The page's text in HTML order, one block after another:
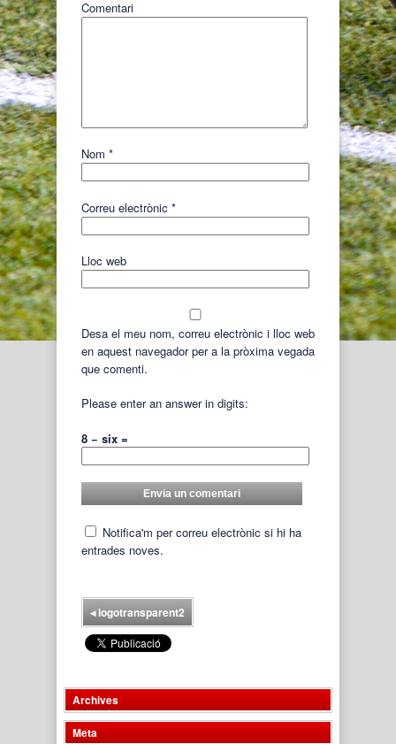
Comentari
Nom *
Correu electrònic *
Lloc web
Desa el meu nom, correu electrònic i lloc web
en aquest navegador per a la pròxima vegada
que comenti.
Please enter an answer in digits:
8 − six =
Notifica'm per correu electrònic si hi ha
entrades noves.
◂logotransparent2
Archives
Meta